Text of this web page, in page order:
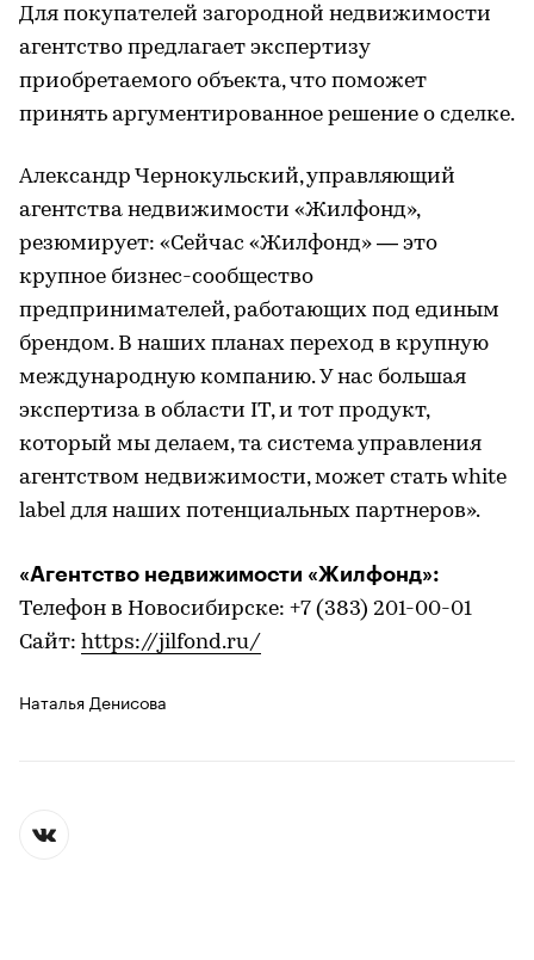
Для покупателей загородной недвижимости
агентство предлагает экспертизу
приобретаемого объекта, что поможет
принять аргументированное решение о сделке.
Александр Чернокульский, управляющий
агентства недвижимости «Жилфонд»,
резюмирует: «Сейчас «Жилфонд» — это
крупное бизнес-сообщество
предпринимателей, работающих под единым
брендом. В наших планах переход в крупную
международную компанию. У нас большая
экспертиза в области IT, и тот продукт,
который мы делаем, та система управления
агентством недвижимости, может стать white
label для наших потенциальных партнеров».
«Агентство недвижимости «Жилфонд»:
Телефон в Новосибирске: +7 (383) 201-00-01
Сайт: https://jilfond.ru/
Наталья Денисова